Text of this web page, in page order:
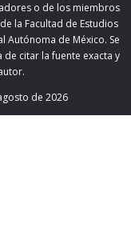
o de los miembros
la Facultad de Estudios
Autónoma de México. Se
citar la fuente exacta y
de 2026